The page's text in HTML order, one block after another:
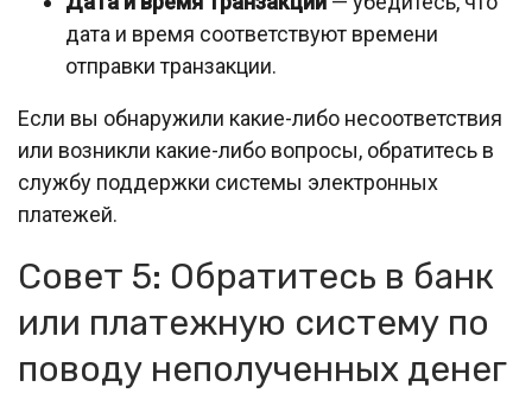
дата и время соответствуют времени
отправки транзакции.
Если вы обнаружили какие-либо несоответствия
или возникли какие-либо вопросы, обратитесь в
службу поддержки системы электронных
платежей.
Совет 5: Обратитесь в банк
или платежную систему по
поводу неполученных денег